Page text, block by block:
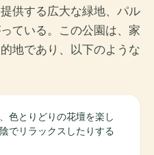
供する広大な緑地、パル
ている。この公園は、家
地であり、以下のような
色とりどりの花壇を楽し
でリラックスしたりする